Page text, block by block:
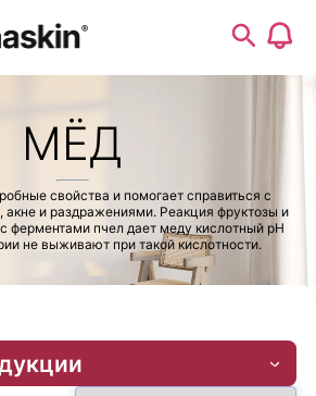
МЁД
свойства и помогает справиться с
и раздражениями. Реакция фруктозы и
ферментами пчел дает меду кислотный pH
не выживают при такой кислотности.